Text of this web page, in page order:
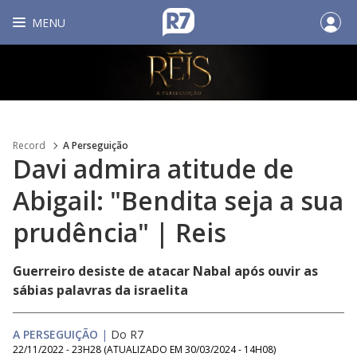
MENU
Record A Perseguição
Davi admira atitude de
Abigail: "Bendita seja a sua
prudência" | Reis
Guerreiro desiste de atacar Nabal após ouvir as
sábias palavras da israelita
A PERSEGUIÇÃO | Do R7
22/11/2022 - 23H28 (ATUALIZADO EM 30/03/2024 - 14H08)